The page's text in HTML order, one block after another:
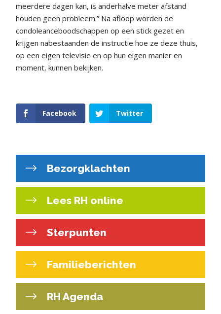
meerdere dagen kan, is anderhalve meter afstand
houden geen probleem.” Na afloop worden de
condoleanceboodschappen op een stick gezet en
krijgen nabestaanden de instructie hoe ze deze thuis,
op een eigen televisie en op hun eigen manier en
moment, kunnen bekijken.
Facebook Twitter
Bezorgklachten
Lees RH online
Sterpunten
Familieberichten
RH Agenda